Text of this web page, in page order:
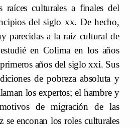
raíces culturales a finales del
del siglo xx. De hecho,
parecidas a la raíz cultural de
en Colima en los años
años del siglo xxi. Sus
de pobreza absoluta y
los expertos; el hambre y
de migración de las
se enconan los roles culturales